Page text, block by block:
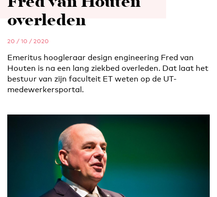
overleden
20 / 10 / 2020
Emeritus hoogleraar design engineering Fred van
Houten is na een lang ziekbed overleden. Dat laat het
bestuur van zijn faculteit ET weten op de UT-
medewerkersportal.